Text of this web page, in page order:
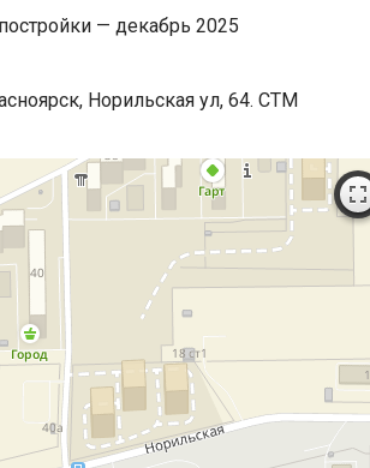
— декабрь 2025
Норильская ул, 64. СТМ